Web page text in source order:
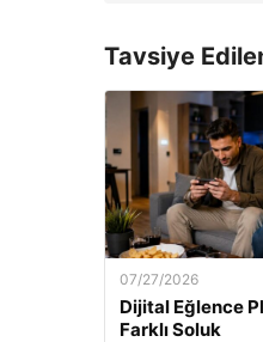
Tavsiye
07/27/2026
Dijital Eğlence
Farklı Soluk